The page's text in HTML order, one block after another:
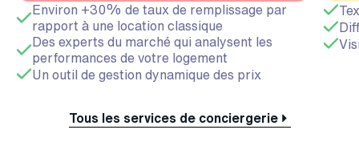
Environ +30% de taux de remplissage par
rapport à une location classique
Des experts du marché qui analysent les
performances de votre logement
Un outil de gestion dynamique des prix
Tous les services de conciergerie